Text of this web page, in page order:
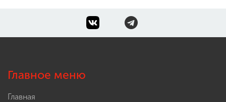
Главное меню
Главная